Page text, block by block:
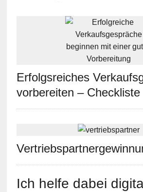
Erfolgsreiches
vorbereiten – Checkliste
Ich helfe dabei